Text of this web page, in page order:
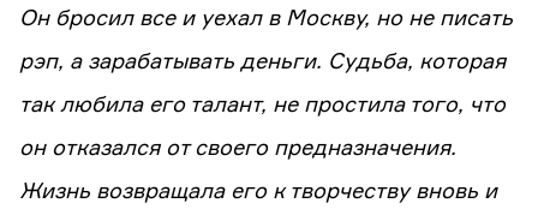
Он бросил все и уехал в Москву, но не писать
рэп, а зарабатывать деньги. Судьба, которая
так любила его талант, не простила того, что
он отказался от своего предназначения.
Жизнь возвращала его к творчеству вновь и